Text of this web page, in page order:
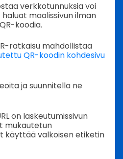
verkkotunnuksia voi
maalissivun ilman
koodia.
ratkaisu mahdollistaa
QR-koodin kohdesivu
ja suunnitella ne
on laskeutumissivun
mukautetun
käyttää valkoisen etiketin